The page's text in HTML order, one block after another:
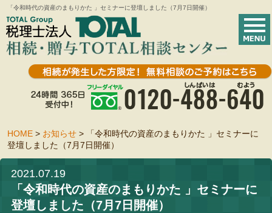
「令和時代の資産のまもりかた 」セミナーに登壇しました（7月7日開催）
HOME > お知らせ >
「令和時代の資産のまもりかた 」セミナーに
登壇しました（7月7日開催）
2021.07.19
「令和時代の資産のまもりかた 」セミナーに
登壇しました（7月7日開催）